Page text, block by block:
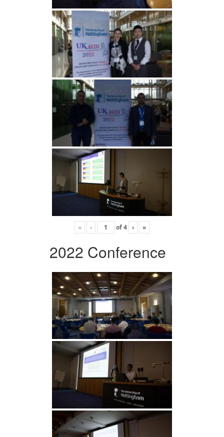
« ‹ of4 › »
2022 Conference